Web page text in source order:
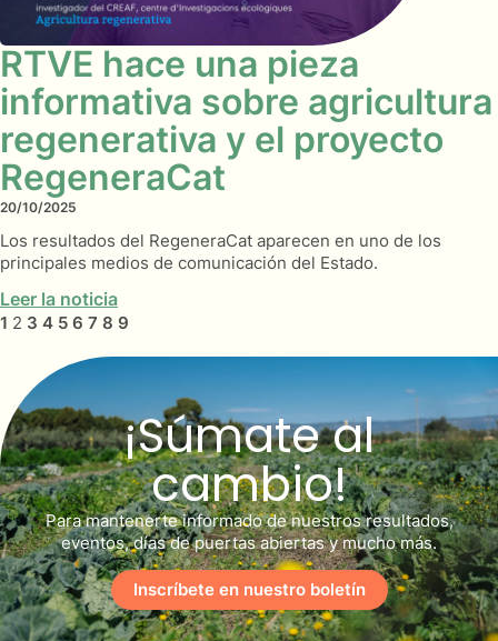
RTVE hace una pieza
informativa sobre agricultura
regenerativa y el proyecto
RegeneraCat
20/10/2025
Los resultados del RegeneraCat aparecen en uno de los
principales medios de comunicación del Estado.
Leer la noticia
1 2 3 4 5 6 7 8 9
¡Súmate al
cambio!
Para mantenerte informado de nuestros resultados,
eventos, días de puertas abiertas y mucho más.
Inscríbete en nuestro boletín